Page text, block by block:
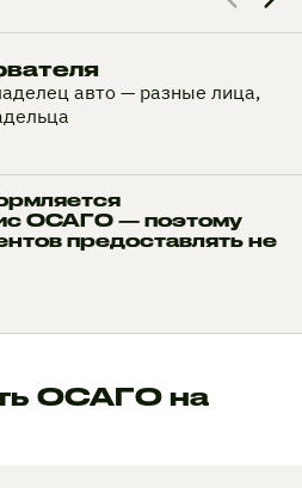
авто — разные лица,
ОСАГО — поэтому
предоставлять не
ОСАГО на